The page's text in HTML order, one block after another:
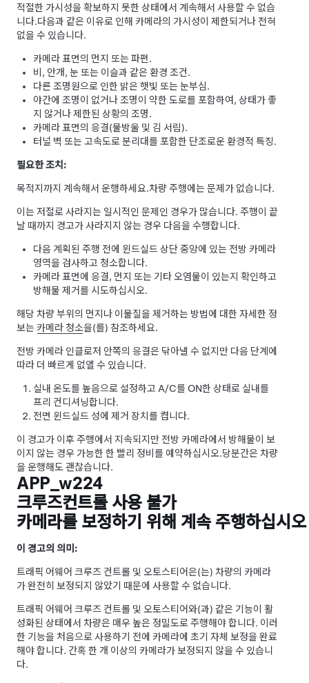
적절한 가시성을 확보하지 못한 상태에서 계속해서 사용할 수 없습
니다.다음과 같은 이유로 인해 카메라의 가시성이 제한되거나 전혀
없을 수 있습니다.
카메라 표면의 먼지 또는 파편.
비, 안개, 눈 또는 이슬과 같은 환경 조건.
다른 조명원으로 인한 밝은 햇빛 또는 눈부심.
야간에 조명이 없거나 조명이 약한 도로를 포함하여, 상태가 좋
지 않거나 제한된 상황의 조명.
카메라 표면의 응결(물방울 및 김 서림).
터널 벽 또는 고속도로 분리대를 포함한 단조로운 환경적 특징.
필요한 조치:
목적지까지 계속해서 운행하세요.차량 주행에는 문제가 없습니다.
이는 저절로 사라지는 일시적인 문제인 경우가 많습니다. 주행이 끝
날 때까지 경고가 사라지지 않는 경우 다음을 수행합니다.
다음 계획된 주행 전에 윈드실드 상단 중앙에 있는 전방 카메라
영역을 검사하고 청소합니다.
카메라 표면에 응결, 먼지 또는 기타 오염물이 있는지 확인하고
방해물 제거를 시도하십시오.
해당 차량 부위의 먼지나 이물질을 제거하는 방법에 대한 자세한 정
보는 카메라 청소을(를) 참조하세요.
전방 카메라 인클로저 안쪽의 응결은 닦아낼 수 없지만 다음 단계에
따라 더 빠르게 없앨 수 있습니다.
실내 온도를 높음으로 설정하고 A/C를 ON한 상태로 실내를
프리 컨디셔닝합니다.
전면 윈드실드 성에 제거 장치를 켭니다.
이 경고가 이후 주행에서 지속되지만 전방 카메라에서 방해물이 보
이지 않는 경우 가능한 한 빨리 정비를 예약하십시오.당분간은 차량
을 운행해도 괜찮습니다.
APP_w224
크루즈컨트롤 사용 불가
카메라를 보정하기 위해 계속 주행하십시오
이 경고의 의미:
트래픽 어웨어 크루즈 컨트롤 및 오토스티어은(는) 차량의 카메라
가 완전히 보정되지 않았기 때문에 사용할 수 없습니다.
트래픽 어웨어 크루즈 컨트롤 및 오토스티어와(과) 같은 기능이 활
성화된 상태에서 차량은 매우 높은 정밀도로 주행해야 합니다. 이러
한 기능을 처음으로 사용하기 전에 카메라에 초기 자체 보정을 완료
해야 합니다. 간혹 한 개 이상의 카메라가 보정되지 않을 수 있습니
다.